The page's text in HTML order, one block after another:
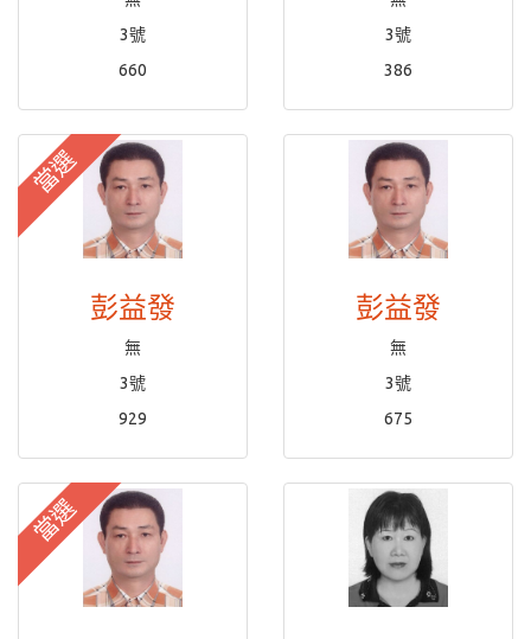
3號
660
3號
386
當選
彭益發
無
3號
929
彭益發
無
3號
675
當選